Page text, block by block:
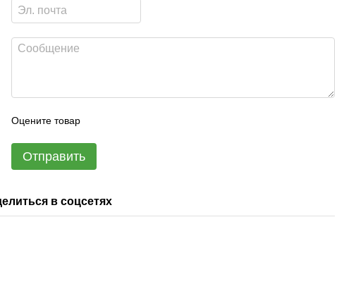
Оцените товар
Отправить
в соцсетях